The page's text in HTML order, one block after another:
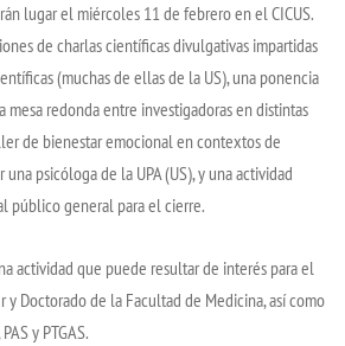
lugar el miércoles 11 de febrero en el CICUS.
de charlas científicas divulgativas impartidas
(muchas de ellas de la US), una ponencia
mesa redonda entre investigadoras en distintas
de bienestar emocional en contextos de
psicóloga de la UPA (US), y una actividad
público general para el cierre.
actividad que puede resultar de interés para el
y Doctorado de la Facultad de Medicina, así como
y PTGAS.